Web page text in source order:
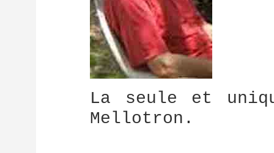
La seule et
Mellotron.